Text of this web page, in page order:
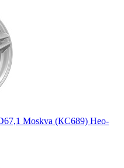
Moskva (КС689) Нео-